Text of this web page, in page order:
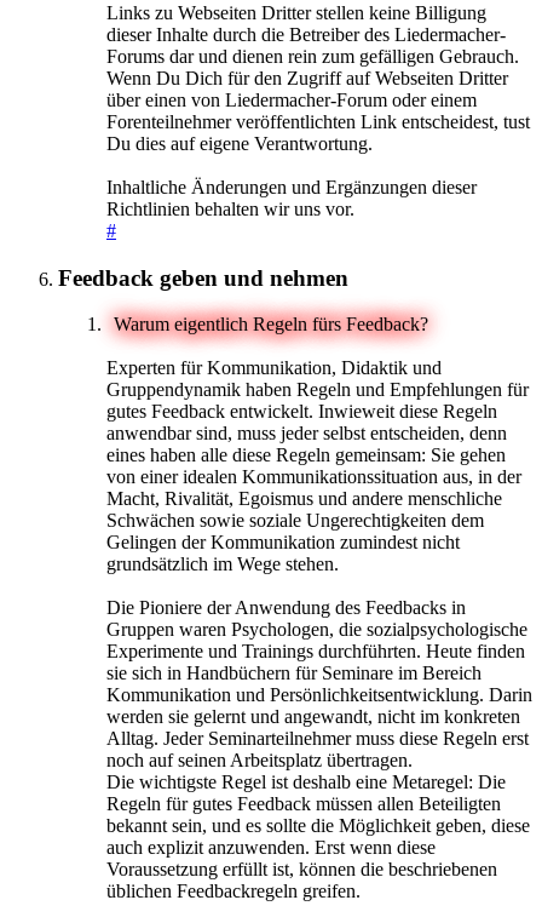
Links zu Webseiten Dritter stellen keine Billigung
dieser Inhalte durch die Betreiber des Liedermacher-
Forums dar und dienen rein zum gefälligen Gebrauch.
Wenn Du Dich für den Zugriff auf Webseiten Dritter
über einen von Liedermacher-Forum oder einem
Forenteilnehmer veröffentlichten Link entscheidest, tust
Du dies auf eigene Verantwortung.
Inhaltliche Änderungen und Ergänzungen dieser
Richtlinien behalten wir uns vor.
#
Feedback geben und nehmen
Warum eigentlich Regeln fürs Feedback?
Experten für Kommunikation, Didaktik und
Gruppendynamik haben Regeln und Empfehlungen für
gutes Feedback entwickelt. Inwieweit diese Regeln
anwendbar sind, muss jeder selbst entscheiden, denn
eines haben alle diese Regeln gemeinsam: Sie gehen
von einer idealen Kommunikationssituation aus, in der
Macht, Rivalität, Egoismus und andere menschliche
Schwächen sowie soziale Ungerechtigkeiten dem
Gelingen der Kommunikation zumindest nicht
grundsätzlich im Wege stehen.
Die Pioniere der Anwendung des Feedbacks in
Gruppen waren Psychologen, die sozialpsychologische
Experimente und Trainings durchführten. Heute finden
sie sich in Handbüchern für Seminare im Bereich
Kommunikation und Persönlichkeitsentwicklung. Darin
werden sie gelernt und angewandt, nicht im konkreten
Alltag. Jeder Seminarteilnehmer muss diese Regeln erst
noch auf seinen Arbeitsplatz übertragen.
Die wichtigste Regel ist deshalb eine Metaregel: Die
Regeln für gutes Feedback müssen allen Beteiligten
bekannt sein, und es sollte die Möglichkeit geben, diese
auch explizit anzuwenden. Erst wenn diese
Voraussetzung erfüllt ist, können die beschriebenen
üblichen Feedbackregeln greifen.